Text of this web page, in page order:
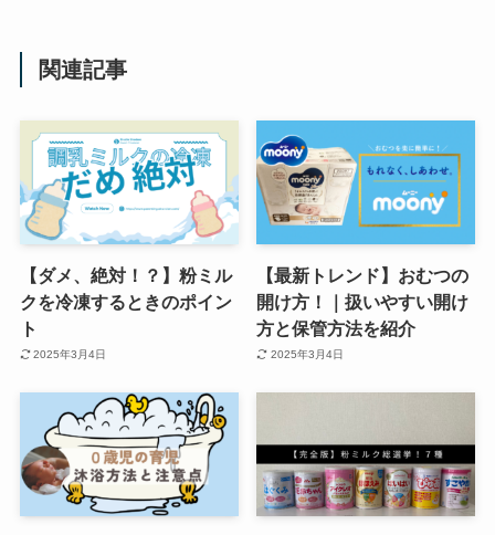
関連記事
【ダメ、絶対！？】粉ミル
クを冷凍するときのポイン
ト
2025年3月4日
【最新トレンド】おむつの
開け方！｜扱いやすい開け
方と保管方法を紹介
2025年3月4日